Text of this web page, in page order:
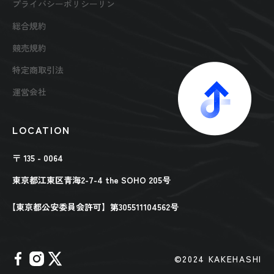
プライバシーポリシーリン
総合規約
競売規約
特定商取引法
運営会社
LOCATION
〒 135 - 0064
東京都江東区青海2-7-4 the SOHO 205号
【東京都公安委員会許可】第305511104562号
©︎2024 KAKEHASHI